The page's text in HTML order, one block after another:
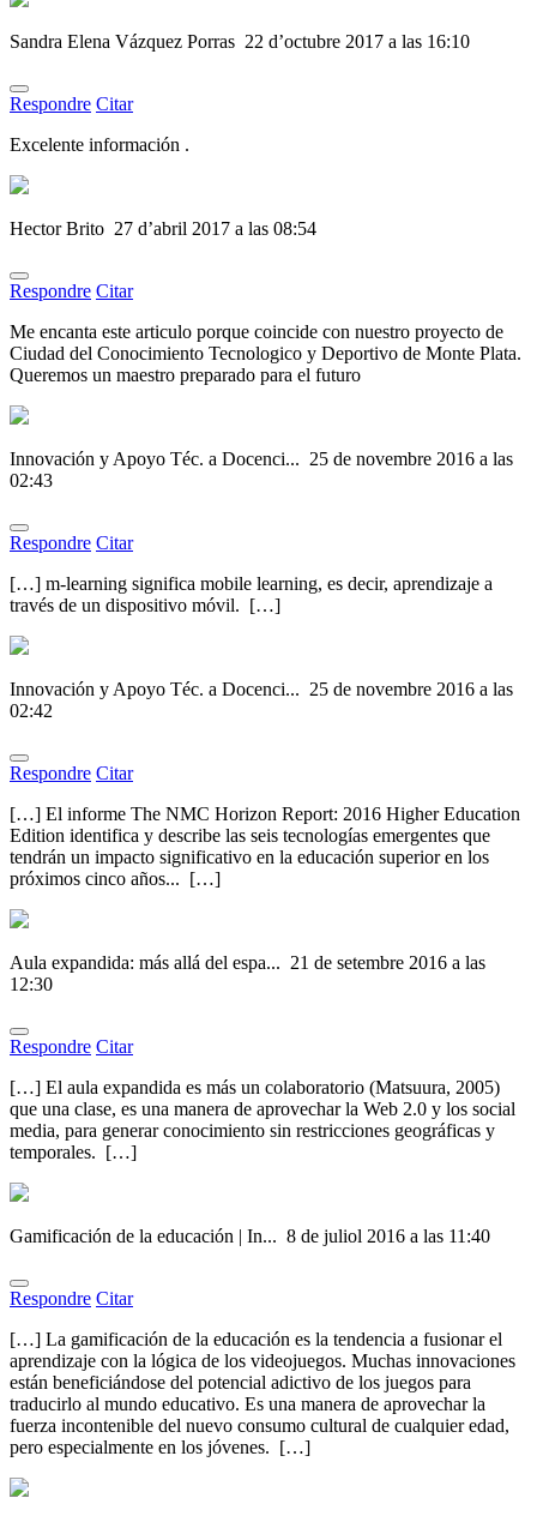
Sandra Elena Vázquez Porras 22 d’octubre 2017 a las 16:10
Respondre Citar
Excelente información .
Hector Brito 27 d’abril 2017 a las 08:54
Respondre Citar
Me encanta este articulo porque coincide con nuestro proyecto de
Ciudad del Conocimiento Tecnologico y Deportivo de Monte Plata.
Queremos un maestro preparado para el futuro
Innovación y Apoyo Téc. a Docenci... 25 de novembre 2016 a las
02:43
Respondre Citar
[…] m-learning significa mobile learning, es decir, aprendizaje a
través de un dispositivo móvil. […]
Innovación y Apoyo Téc. a Docenci... 25 de novembre 2016 a las
02:42
Respondre Citar
[…] El informe The NMC Horizon Report: 2016 Higher Education
Edition identifica y describe las seis tecnologías emergentes que
tendrán un impacto significativo en la educación superior en los
próximos cinco años... […]
Aula expandida: más allá del espa... 21 de setembre 2016 a las
12:30
Respondre Citar
[…] El aula expandida es más un colaboratorio (Matsuura, 2005)
que una clase, es una manera de aprovechar la Web 2.0 y los social
media, para generar conocimiento sin restricciones geográficas y
temporales. […]
Gamificación de la educación | In... 8 de juliol 2016 a las 11:40
Respondre Citar
[…] La gamificación de la educación es la tendencia a fusionar el
aprendizaje con la lógica de los videojuegos. Muchas innovaciones
están beneficiándose del potencial adictivo de los juegos para
traducirlo al mundo educativo. Es una manera de aprovechar la
fuerza incontenible del nuevo consumo cultural de cualquier edad,
pero especialmente en los jóvenes. […]